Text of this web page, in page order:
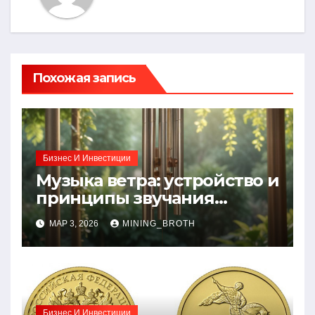
Похожая запись
Бизнес И Инвестиции
Музыка ветра: устройство и
принципы звучания
колокольчиков
МАР 3, 2026 MINING_BROTH
Бизнес И Инвестиции